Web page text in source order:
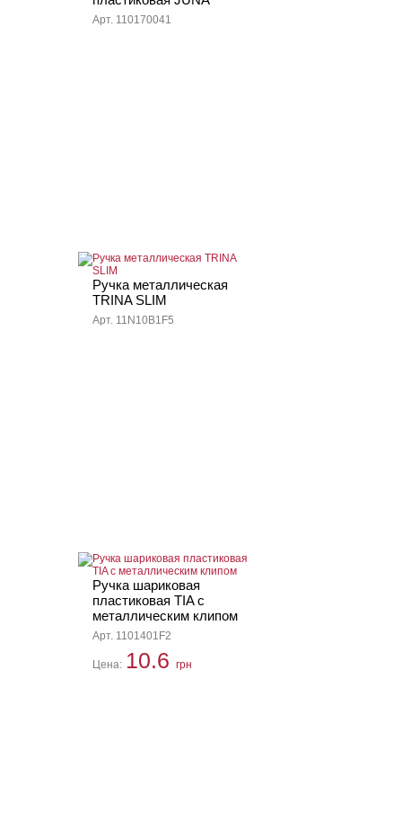
Арт. 110170041
Ручка металлическая
TRINA SLIM
Арт. 11N10B1F5
Ручка шариковая
пластиковая TIA с
металлическим клипом
Арт. 1101401F2
Цена: 10.6 грн